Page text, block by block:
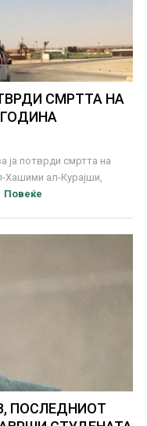
СМРТТА НА
ја потврди смртта на
Хашими ал-Курајши,
Повеќе
ПОСЛЕДНИОТ